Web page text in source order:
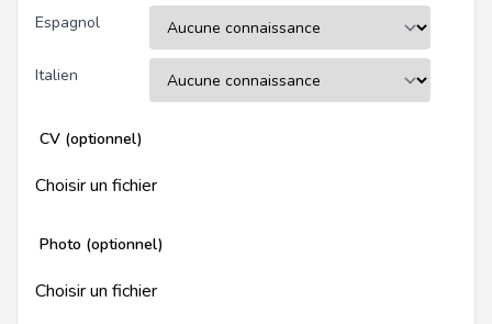
Espagnol
Italien
CV (optionnel)
Choisir un fichier
Photo (optionnel)
Choisir un fichier